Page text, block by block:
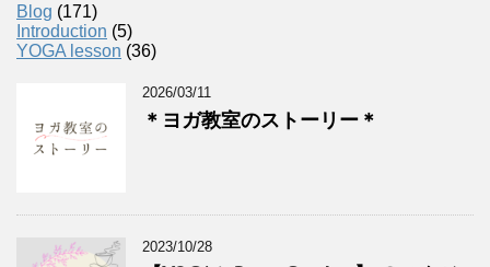
Blog (171)
Introduction (5)
YOGA lesson (36)
2026/03/11
＊ヨガ教室のストーリー＊
2023/10/28